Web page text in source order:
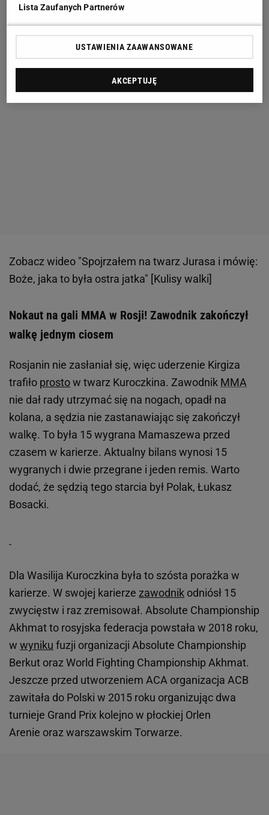
Zobacz wideo "Spojrzałem na twarz Jurasa i mówię:
Boże, jaka to była ostra jatka" [Kulisy walki]
Nokaut na gali MMA w Rosji! Zawodnik zakończył
walkę jednym ciosem
Rosjanin nie zasłaniał się, więc uderzenie Kirgiza
trafiło prostow twarz Kuroczkina. Zawodnik MMA
nie dał rady utrzymać się na nogach, opadł na
kolana, a sędzia nie zastanawiając się zakończył
walkę. To była 15 wygrana Mamaszewa przed
czasem w karierze. Aktualny bilans wynosi 15
wygranych i dwie przegrane i jeden remis. Warto
dodać, że sędzią tego starcia był Polak, Łukasz
Bosacki.
Dla Wasilija Kuroczkina była to szósta porażka w
karierze. W swojej karierze zawodnik odniósł 15
zwycięstw i raz zremisował. Absolute Championship
Akhmat to rosyjska federacja powstała w 2018 roku,
w wyniku fuzji organizacji Absolute Championship
Berkut oraz World Fighting Championship Akhmat.
Jeszcze przed utworzeniem ACA organizacja ACB
zawitała do Polski w 2015 roku organizując dwa
turnieje Grand Prix kolejno w płockiej Orlen
Arenie oraz warszawskim Torwarze.
Lista Zaufanych Partnerów
USTAWIENIA ZAAWANSOWANE
AKCEPTUJĘ